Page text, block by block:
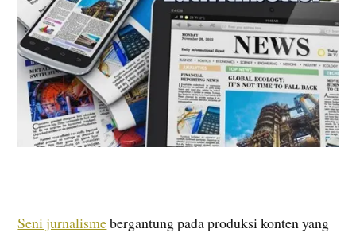
Seni jurnalismebergantung pada produksi konten yang